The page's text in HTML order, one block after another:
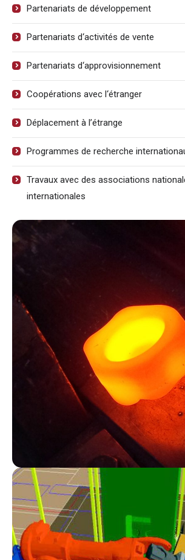
Partenariats de développement
Partenariats d‘activités de vente
Partenariats d‘approvisionnement
Coopérations avec l‘étranger
Déplacement à l’étrange
Programmes de recherche
Travaux avec des associations
internationales